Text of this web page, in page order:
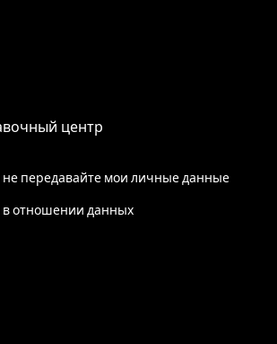
центр
не передавайте мои личные данные
в отношении данных